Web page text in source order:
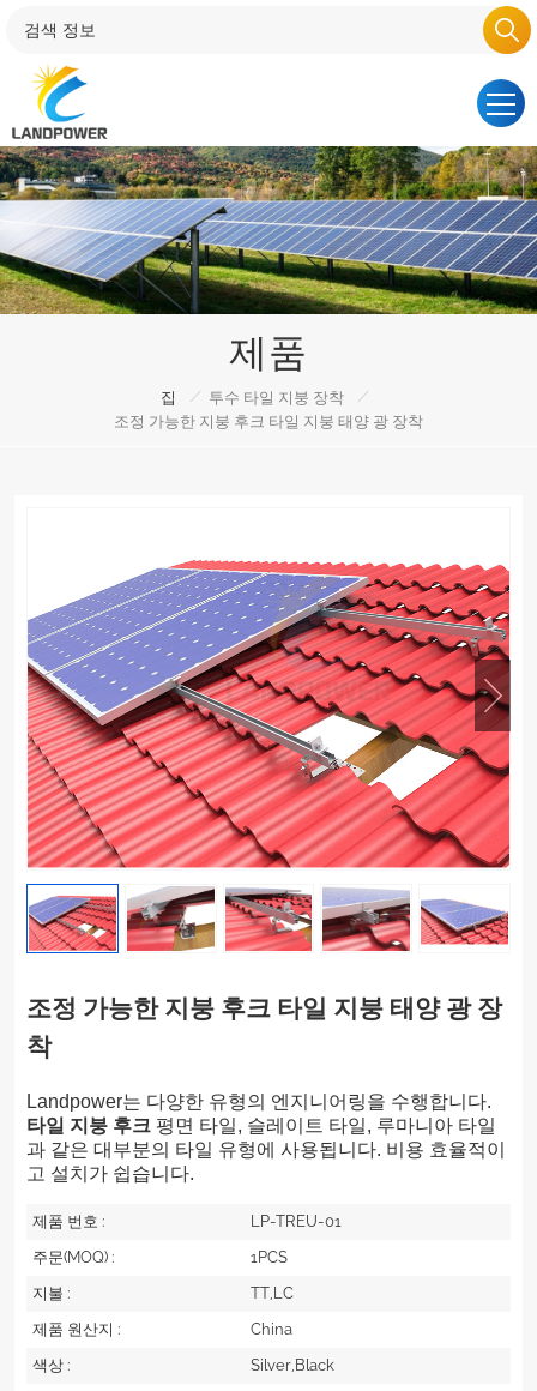
제품
집 / 투수 타일 지붕 장착
/
조정 가능한 지붕 후크 타일 지붕 태양 광 장착
조정 가능한 지붕 후크 타일 지붕 태양 광 장
착
Landpower는 다양한 유형의 엔지니어링을 수행합니다.
타일 지붕 후크 평면 타일, 슬레이트 타일, 루마니아 타일
과 같은 대부분의 타일 유형에 사용됩니다. 비용 효율적이
고 설치가 쉽습니다.
제품 번호 :
LP-TREU-01
주문(MOQ) :
1PCS
지불 :
TT,LC
제품 원산지 :
China
색상 :
Silver,Black